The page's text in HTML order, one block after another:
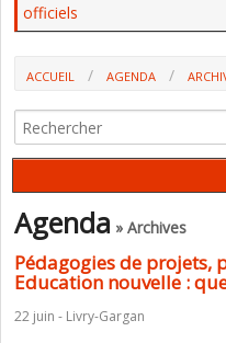
officiels
ACCUEIL AGENDA
Agenda » Archives
Pédagogies de projets,
Education nouvelle :
22 juin - Livry-Gargan